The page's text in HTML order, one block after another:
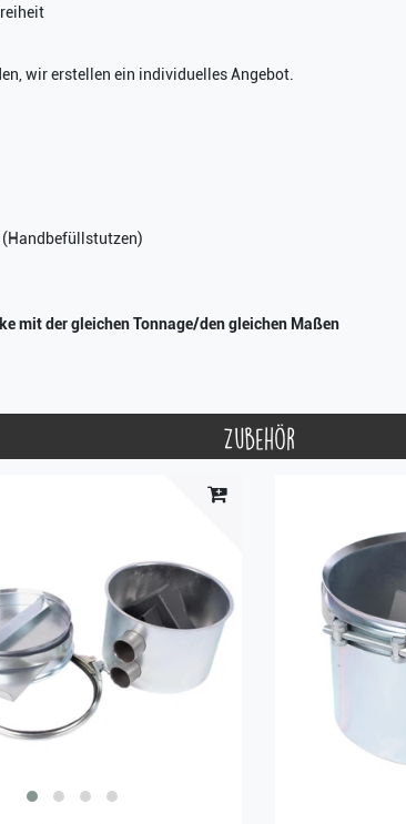
wir erstellen ein individuelles Angebot.
mit der gleichen Tonnage/den gleichen Maßen
Zubehör